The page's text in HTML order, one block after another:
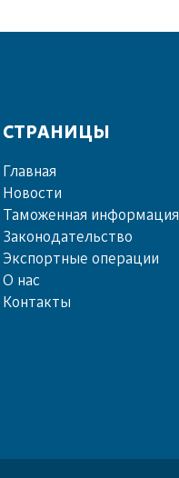
СТРАНИЦЫ
Главная
Новости
Таможенная информация
Законодательство
Экспортные операции
О нас
Контакты